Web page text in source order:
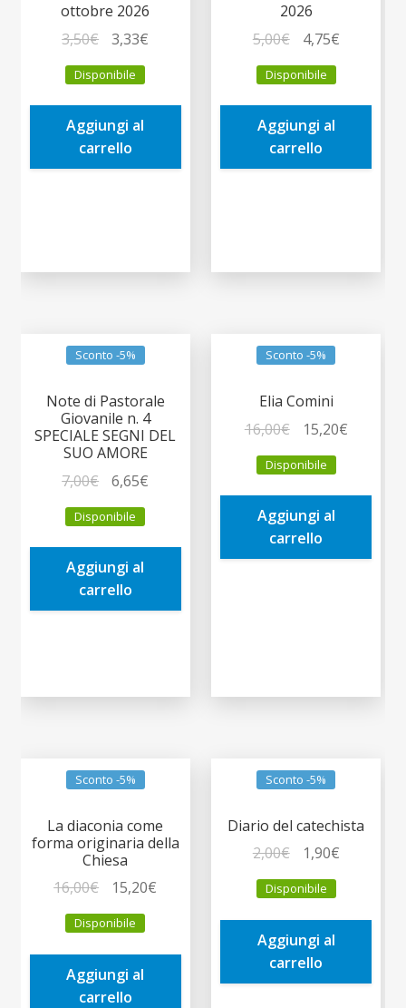
ottobre 2026
3,50€
prezzo
originale
era:
3,50€.
3,33€
è:
Disponibile
Aggiungi al
carrello
2026
5,00€
prezzo
originale
era:
5,00€.
4,75€Il
è:
Disponibile
Aggiungi al
carrello
Sconto -5%
Note di Pastorale
Giovanile n. 4
SPECIALE SEGNI DEL
SUO AMORE
7,00€
prezzo
originale
era:
7,00€.
6,65€
è:
Disponibile
Aggiungi al
carrello
Sconto -5%
Elia Comini
16,00€
prezzo
originale
era:
16,00€.
15,20€Il
è:
Disponibile
Aggiungi al
carrello
Sconto -5%
La diaconia come
forma originaria della
Chiesa
16,00€
prezzo
originale
era:
16,00€.
15,20€
è:
Disponibile
Aggiungi al
carrello
Sconto -5%
Diario del catechista
2,00€
prezzo
originale
era:
2,00€.
1,90€Il
è:
Disponibile
Aggiungi al
carrello